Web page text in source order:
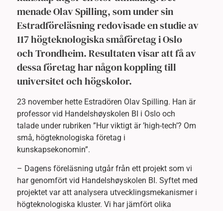
menade Olav Spilling, som under sin
Estradföreläsning redovisade en studie av
117 högteknologiska småföretag i Oslo
och Trondheim. Resultaten visar att få av
dessa företag har någon koppling till
universitet och högskolor.
23 november hette Estradören Olav Spilling. Han är
professor vid Handelshøyskolen BI i Oslo och
talade under rubriken ”Hur viktigt är ’high-tech’? Om
små, högteknologiska företag i
kunskapsekonomin”.
– Dagens föreläsning utgår från ett projekt som vi
har genomfört vid Handelshøyskolen BI. Syftet med
projektet var att analysera utvecklingsmekanismer i
högteknologiska kluster. Vi har jämfört olika